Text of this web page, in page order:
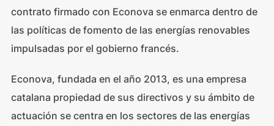
contrato firmado con Econova se enmarca dentro de
las políticas de fomento de las energías renovables
impulsadas por el gobierno francés.
Econova, fundada en el año 2013, es una empresa
catalana propiedad de sus directivos y su ámbito de
actuación se centra en los sectores de las energías